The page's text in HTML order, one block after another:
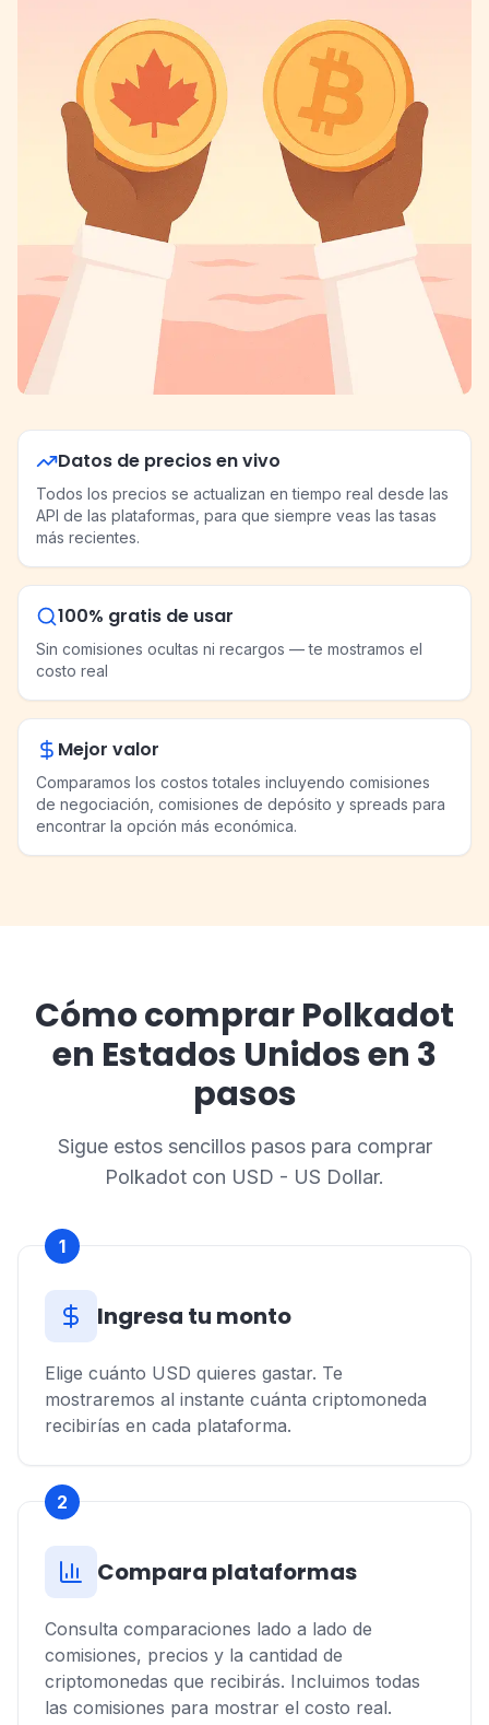
Datos de precios en vivo
Todos los precios se actualizan en tiempo real desde las
API de las plataformas, para que siempre veas las tasas
más recientes.
100% gratis de usar
Sin comisiones ocultas ni recargos — te mostramos el
costo real
Mejor valor
Comparamos los costos totales incluyendo comisiones
de negociación, comisiones de depósito y spreads para
encontrar la opción más económica.
Cómo comprar Polkadot
en Estados Unidos en 3
pasos
Sigue estos sencillos pasos para comprar
Polkadot con USD - US Dollar.
1
Ingresa tu monto
Elige cuánto USD quieres gastar. Te
mostraremos al instante cuánta criptomoneda
recibirías en cada plataforma.
2
Compara plataformas
Consulta comparaciones lado a lado de
comisiones, precios y la cantidad de
criptomonedas que recibirás. Incluimos todas
las comisiones para mostrar el costo real.